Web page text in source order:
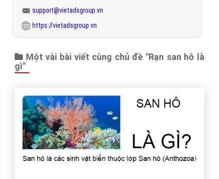
support@vietadsgroup.vn
https://vietadsgroup.vn
Một vài bài viết cùng chủ đề "Rạn san hô là
gì"